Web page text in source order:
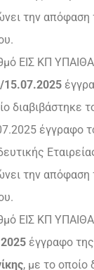
την απόφαση
ΕΙΣ ΚΠ ΥΠΑΙΘΑ
15.07.2025
διαβιβάστηκε
έγγραφο
την απόφαση
ΕΙΣ ΚΠ ΥΠΑΙΘΑ
έγγραφο της
, με το οποίο